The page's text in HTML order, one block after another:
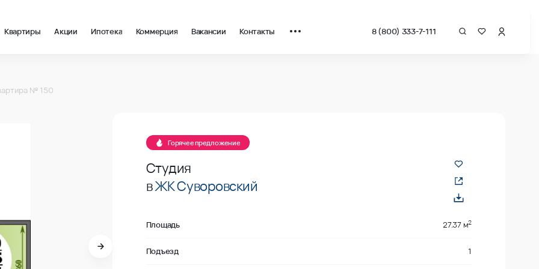
Квартиры Акции Ипотека Коммерция Вакансии Контакты 8 (800) 333-7-111
№ 150
Горячее предложение
Студия
вЖК Суворовский
Площадь 27.37 м2
Подъезд 1